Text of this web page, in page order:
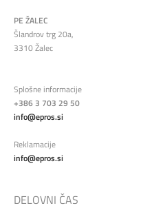
PE ŽALEC
Šlandrov trg 20a,
3310 Žalec
Splošne informacije
+386 3 703 29 50
info@epros.si
Reklamacije
info@epros.si
DELOVNI ČAS